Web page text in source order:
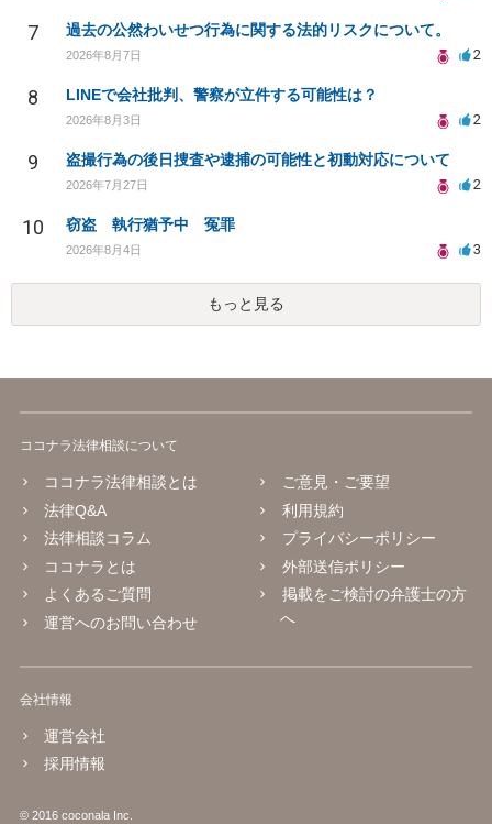
7 過去の公然わいせつ行為に関する法的リスクについて。
2026年8月7日 2
8 LINEで会社批判、警察が立件する可能性は？
2026年8月3日 2
9 盗撮行為の後日捜査や逮捕の可能性と初動対応について
2026年7月27日 2
10 窃盗 執行猶予中 冤罪
2026年8月4日 3
もっと見る
ココナラ法律相談について
ココナラ法律相談とは
法律Q&A
法律相談コラム
ココナラとは
よくあるご質問
運営へのお問い合わせ
ご意見・ご要望
利用規約
プライバシーポリシー
外部送信ポリシー
掲載をご検討の弁護士の方
へ
会社情報
運営会社
採用情報
© 2016 coconala Inc.